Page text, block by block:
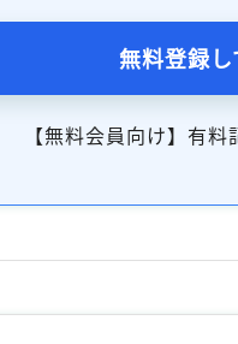
無料登録
【無料会員向け】有